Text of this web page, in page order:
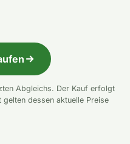
Abgleichs. Der Kauf erfolgt
dessen aktuelle Preise